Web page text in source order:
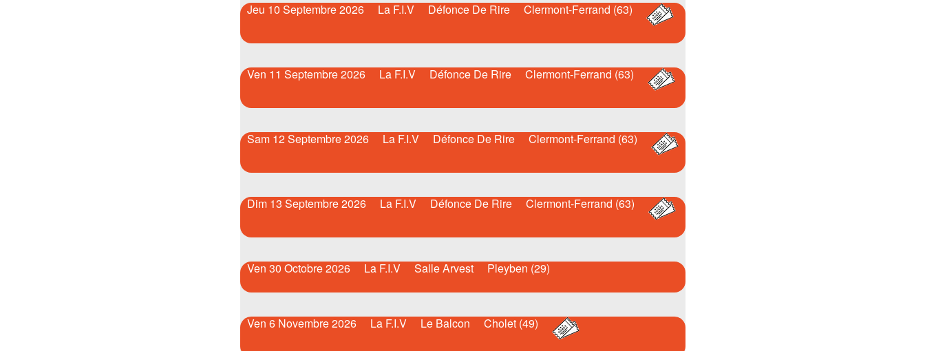
Jeu 10 Septembre 2026 La F.I.V Défonce De Rire Clermont-Ferrand (63)
Ven 11 Septembre 2026 La F.I.V Défonce De Rire Clermont-Ferrand (63)
Sam 12 Septembre 2026 La F.I.V Défonce De Rire Clermont-Ferrand (63)
Dim 13 Septembre 2026 La F.I.V Défonce De Rire Clermont-Ferrand (63)
Ven 30 Octobre 2026 La F.I.V Salle Arvest Pleyben (29)
Ven 6 Novembre 2026 La F.I.V Le Balcon Cholet (49)